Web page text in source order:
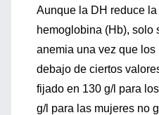
Aunque la DH reduce
hemoglobina (Hb), solo
anemia una vez que
debajo de ciertos
fijado en 130 g/l para
g/l para las mujeres no